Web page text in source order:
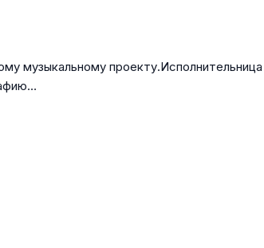
музыкальному